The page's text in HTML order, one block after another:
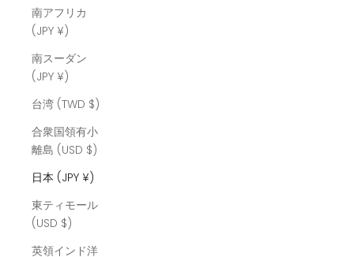
南アフリカ
(JPY ¥)
南スーダン
(JPY ¥)
台湾 (TWD $)
合衆国領有小
離島 (USD $)
日本 (JPY ¥)
東ティモール
(USD $)
英領インド洋